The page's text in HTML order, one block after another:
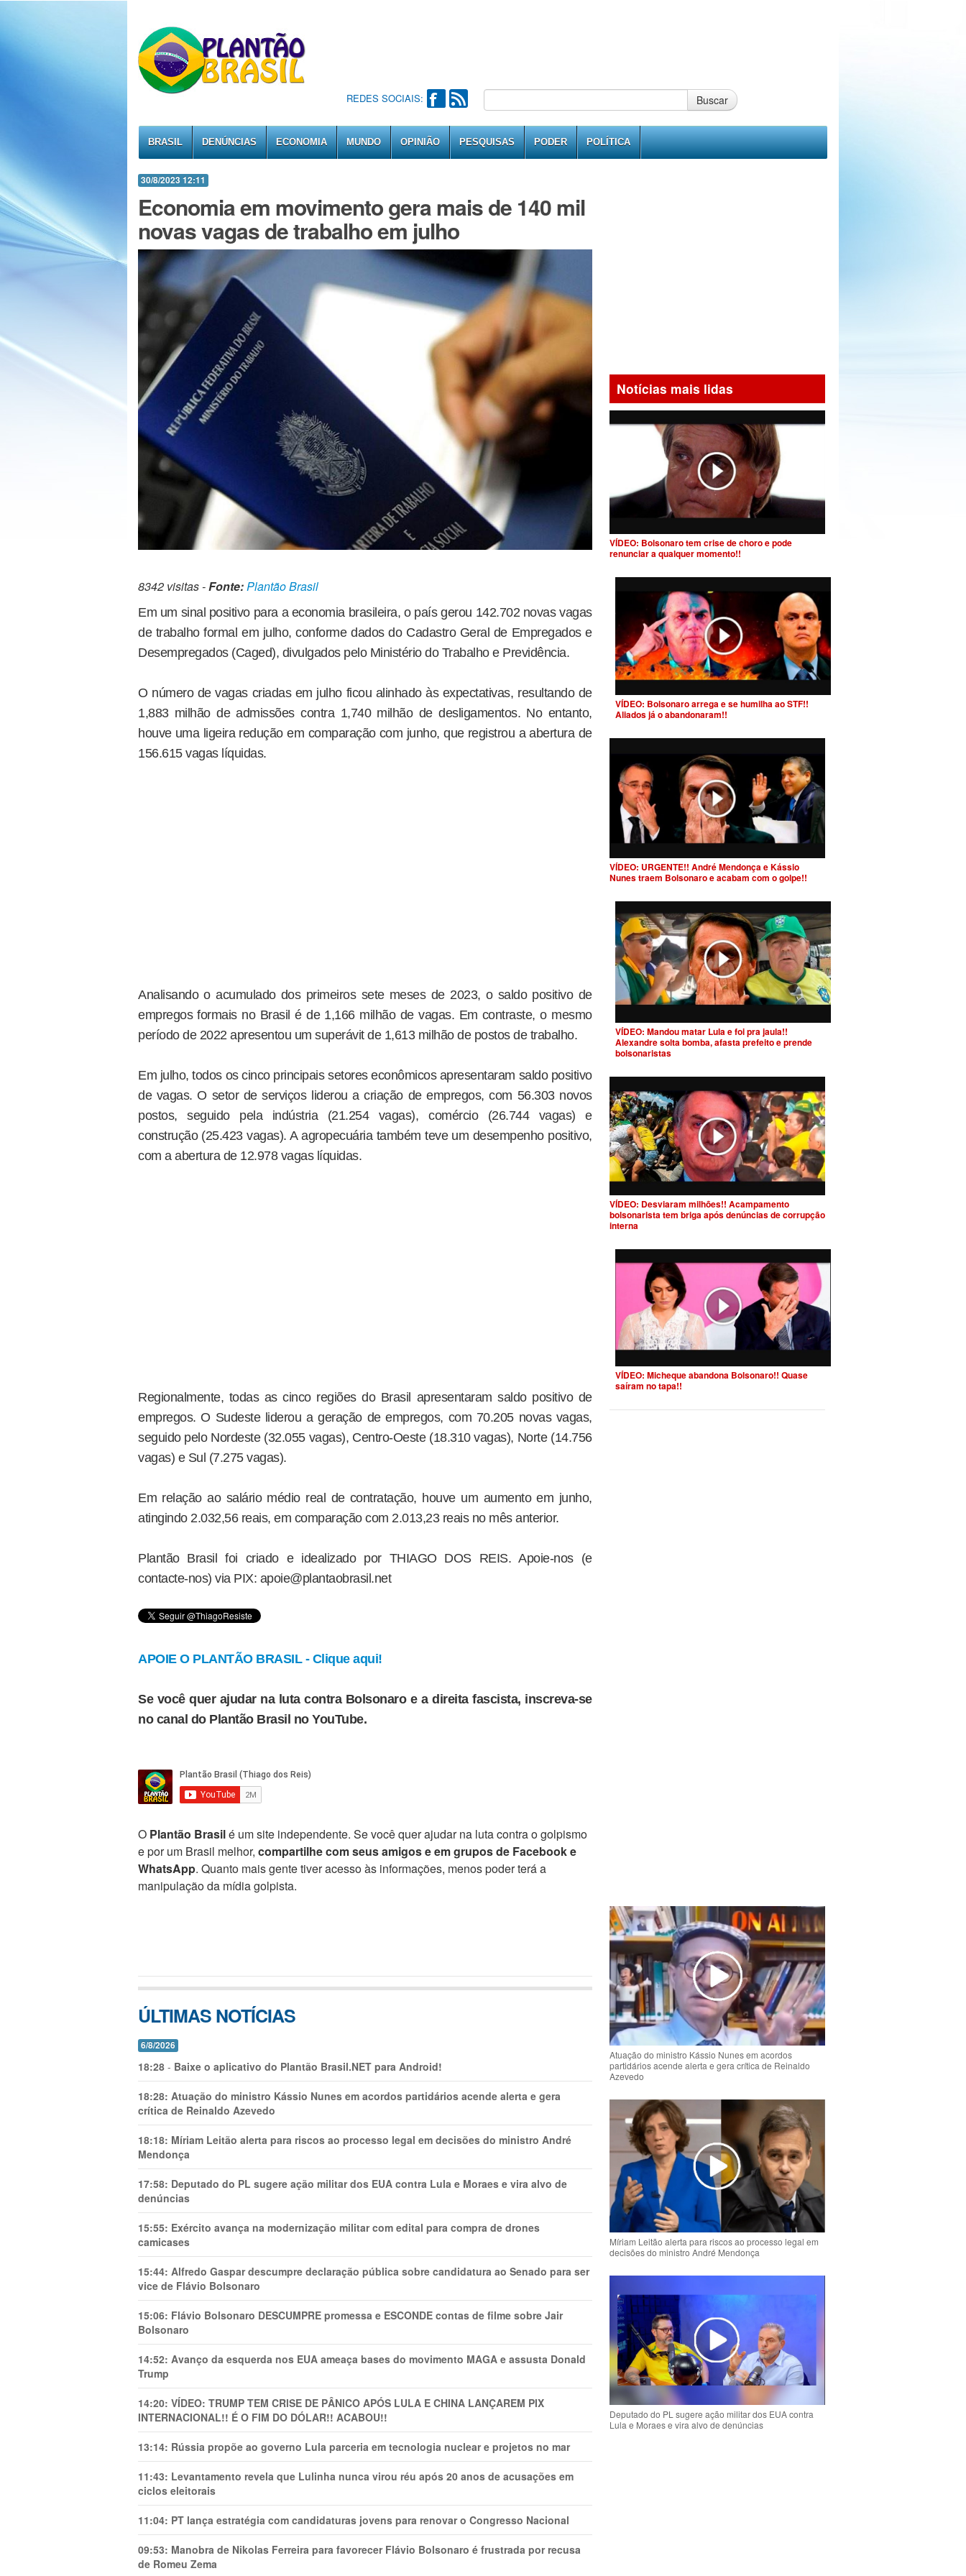
REDES SOCIAIS: Buscar
BRASIL DENÚNCIAS ECONOMIA MUNDO OPINIÃO PESQUISAS PODER POLÍTICA
30/8/2023 12:11
Economia em movimento gera mais de 140 mil
novas vagas de trabalho em julho
8342 visitas -Fonte:Plantão Brasil
Em um sinal positivo para a economia brasileira, o país gerou 142.702 novas vagas
de trabalho formal em julho, conforme dados do Cadastro Geral de Empregados e
Desempregados (Caged), divulgados pelo Ministério do Trabalho e Previdência.
O número de vagas criadas em julho ficou alinhado às expectativas, resultando de
1,883 milhão de admissões contra 1,740 milhão de desligamentos. No entanto,
houve uma ligeira redução em comparação com junho, que registrou a abertura de
156.615 vagas líquidas.
Analisando o acumulado dos primeiros sete meses de 2023, o saldo positivo de
empregos formais no Brasil é de 1,166 milhão de vagas. Em contraste, o mesmo
período de 2022 apresentou um superávit de 1,613 milhão de postos de trabalho.
Em julho, todos os cinco principais setores econômicos apresentaram saldo positivo
de vagas. O setor de serviços liderou a criação de empregos, com 56.303 novos
postos, seguido pela indústria (21.254 vagas), comércio (26.744 vagas) e
construção (25.423 vagas). A agropecuária também teve um desempenho positivo,
com a abertura de 12.978 vagas líquidas.
Regionalmente, todas as cinco regiões do Brasil apresentaram saldo positivo de
empregos. O Sudeste liderou a geração de empregos, com 70.205 novas vagas,
seguido pelo Nordeste (32.055 vagas), Centro-Oeste (18.310 vagas), Norte (14.756
vagas) e Sul (7.275 vagas).
Em relação ao salário médio real de contratação, houve um aumento em junho,
atingindo 2.032,56 reais, em comparação com 2.013,23 reais no mês anterior.
Plantão Brasil foi criado e idealizado por THIAGO DOS REIS. Apoie-nos (e
contacte-nos) via PIX: apoie@plantaobrasil.net
APOIE O PLANTÃO BRASIL - Clique aqui!
Se você quer ajudar na luta contra Bolsonaro e a direita fascista, inscreva-se
no canal do Plantão Brasil no YouTube.
O Plantão Brasilé um site independente. Se você quer ajudar na luta contra o golpismo
e por um Brasil melhor, compartilhe com seus amigos e em grupos de Facebook e
WhatsApp. Quanto mais gente tiver acesso às informações, menos poder terá a
manipulação da mídia golpista.
ÚLTIMAS NOTÍCIAS
6/8/2026
18:28 - Baixe o aplicativo do Plantão Brasil.NET para Android!
18:28: Atuação do ministro Kássio Nunes em acordos partidários acende alerta e gera
crítica de Reinaldo Azevedo
18:18: Míriam Leitão alerta para riscos ao processo legal em decisões do ministro André
Mendonça
17:58: Deputado do PL sugere ação militar dos EUA contra Lula e Moraes e vira alvo de
denúncias
15:55: Exército avança na modernização militar com edital para compra de drones
camicases
15:44: Alfredo Gaspar descumpre declaração pública sobre candidatura ao Senado para ser
vice de Flávio Bolsonaro
15:06: Flávio Bolsonaro DESCUMPRE promessa e ESCONDE contas de filme sobre Jair
Bolsonaro
14:52: Avanço da esquerda nos EUA ameaça bases do movimento MAGA e assusta Donald
Trump
14:20: VÍDEO: TRUMP TEM CRlSE DE PÂNlCO APÓS LULA E CHINA LANÇAREM PIX
INTERNACIONAL!! É O FIM DO DÓLAR!! ACABOU!!
13:14: Rússia propõe ao governo Lula parceria em tecnologia nuclear e projetos no mar
11:43: Levantamento revela que Lulinha nunca virou réu após 20 anos de acusações em
ciclos eleitorais
11:04: PT lança estratégia com candidaturas jovens para renovar o Congresso Nacional
09:53: Manobra de Nikolas Ferreira para favorecer Flávio Bolsonaro é frustrada por recusa
de Romeu Zema
Notícias mais lidas
VÍDEO: Bolsonaro tem crise de choro e pode
renunciar a qualquer momento!!
VÍDEO: Bolsonaro arrega e se humilha ao STF!!
Aliados já o abandonaram!!
VÍDEO: URGENTE!! André Mendonça e Kássio
Nunes traem Bolsonaro e acabam com o golpe!!
VÍDEO: Mandou matar Lula e foi pra jaula!!
Alexandre solta bomba, afasta prefeito e prende
bolsonaristas
VÍDEO: Desviaram milhões!! Acampamento
bolsonarista tem briga após denúncias de corrupção
interna
VÍDEO: Micheque abandona Bolsonaro!! Quase
saíram no tapa!!
Atuação do ministro Kássio Nunes em acordos
partidários acende alerta e gera crítica de Reinaldo
Azevedo
Míriam Leitão alerta para riscos ao processo legal em
decisões do ministro André Mendonça
Deputado do PL sugere ação militar dos EUA contra
Lula e Moraes e vira alvo de denúncias